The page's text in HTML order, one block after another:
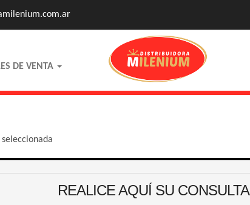
DE VENTA
REALICE AQUÍ SU CONSULTA